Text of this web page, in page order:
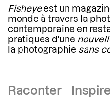
Fisheyeest un
monde à travers la
contemporaine en
pratiques d'une
la photographie sans
Raconter